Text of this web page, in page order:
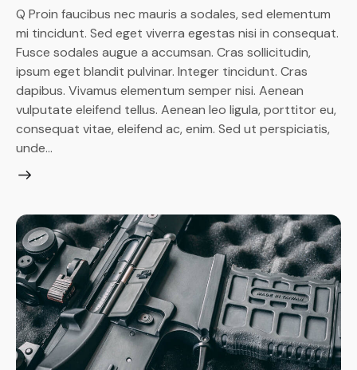
Q Proin faucibus nec mauris a sodales, sed elementum
mi tincidunt. Sed eget viverra egestas nisi in consequat.
Fusce sodales augue a accumsan. Cras sollicitudin,
ipsum eget blandit pulvinar. Integer tincidunt. Cras
dapibus. Vivamus elementum semper nisi. Aenean
vulputate eleifend tellus. Aenean leo ligula, porttitor eu,
consequat vitae, eleifend ac, enim. Sed ut perspiciatis,
unde…